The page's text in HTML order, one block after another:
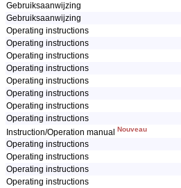
Gebruiksaanwijzing
Gebruiksaanwijzing
Operating instructions
Operating instructions
Operating instructions
Operating instructions
Operating instructions
Operating instructions
Operating instructions
Operating instructions
Instruction/Operation manual Nouveau
Operating instructions
Operating instructions
Operating instructions
Operating instructions